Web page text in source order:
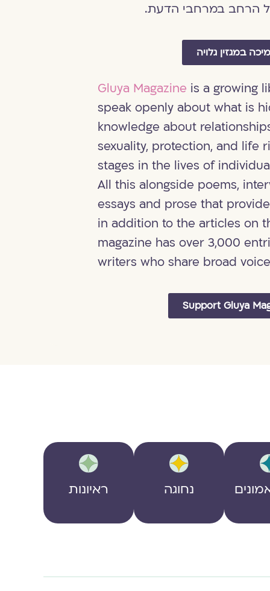
הרחב במרחבי הדעת.
במגזין גלויה
Gluya Magazine is a growing
speak openly about what is
knowledge about
sexuality, protection, and life
stages in the lives of
All this alongside poems,
essays and prose that
in addition to the articles on
magazine has over 3,000
writers who share broad
Support Gluya
נחוגה ראיונות